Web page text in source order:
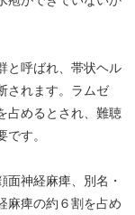
と呼ばれ、帯状ヘル
されます。ラムゼ
占めるとされ、難聴
す。
神経麻痺、別名・
麻痺の約６割を占め